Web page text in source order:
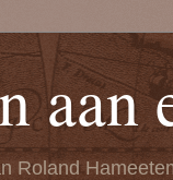
aan
Roland